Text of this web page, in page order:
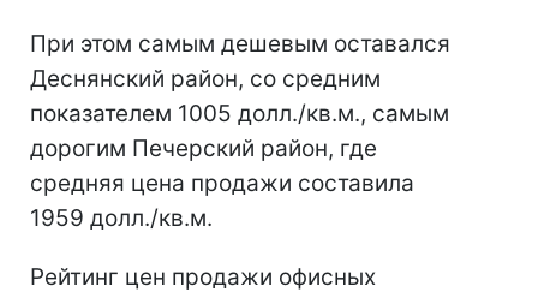
При этом самым дешевым оставался
Деснянский район, со средним
показателем 1005 долл./кв.м., самым
дорогим Печерский район, где
средняя цена продажи составила
1959 долл./кв.м.
Рейтинг цен продажи офисных